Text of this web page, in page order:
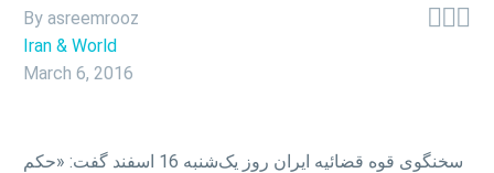

By asreemrooz
Iran & World
March 6, 2016
سخنگوی قوه قضائیه ایران روز یک‌شنبه 16 اسفند گفت: «حکم